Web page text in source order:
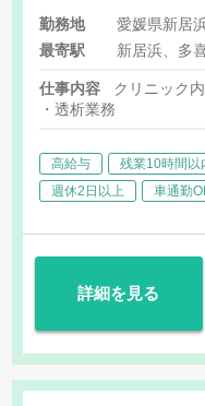
勤務地
愛媛県新居
最寄駅
新居浜、多
仕事内容
クリニック
・透析業務
高給与 残業10時間以
週休2日以上
車通勤
詳細を見る